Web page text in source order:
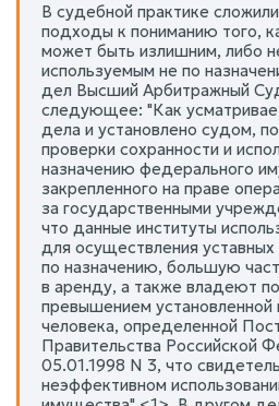
В судебной практике
подходы к пониманию того,
может быть излишним, либо
используемым не по
дел Высший Арбитражный
следующее: "Как
дела и установлено судом,
проверки сохранности и
назначению федерального
закрепленного на праве
за государственными
что данные институты
для осуществления
по назначению, большую
в аренду, а также владеют
превышением установленной
человека, определенной
Правительства Российской
05.01.1998 N 3, что
неэффективном